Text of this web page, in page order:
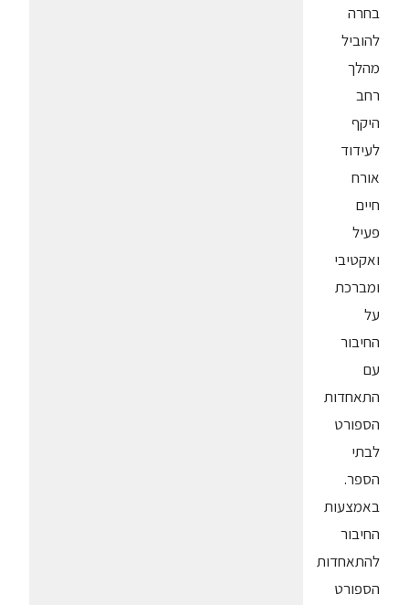
בחרה
להוביל
מהלך
רחב
היקף
לעידוד
אורח
חיים
פעיל
ואקטיבי
ומברכת
על
החיבור
עם
התאחדות
הספורט
לבתי
הספר.
באמצעות
החיבור
להתאחדות
הספורט